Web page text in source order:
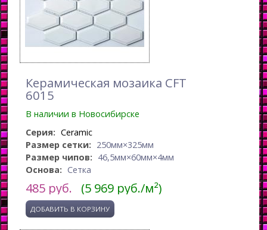
Керамическая мозаика CFT
6015
В наличии в Новосибирске
Серия: Ceramic
Размер сетки: 250мм×325мм
Размер чипов: 46,5мм×60мм×4мм
Основа: Сетка
485 руб. (5 969 руб./м²)